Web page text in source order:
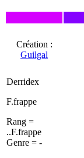
Création :
Guilgal
Derridex
F.frappe
Rang =
..F.frappe
Genre = -